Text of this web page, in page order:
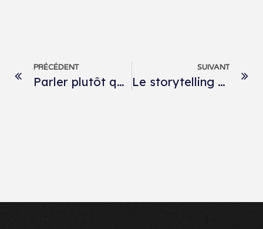
PRÉCÉDENT
Parler plutôt qu’écrire : la montée en puissance des vocaux
SUIVANT
Le storytelling vocal : l’atout qui fait la différence